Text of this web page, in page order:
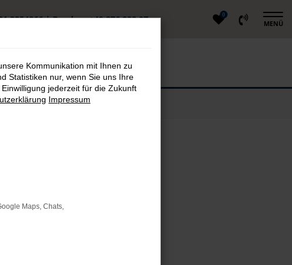
3254866|Berglern +49 876 233 97 0
MENÜ
Kommunikation mit Ihnen zu
Statistiken nur, wenn Sie uns Ihre
jederzeit für die Zukunft
Impressum
Maps, Chats,